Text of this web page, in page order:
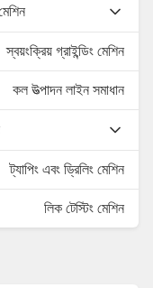
স্বয়ংক্রিয় গ্রাইন্ডিং মেশিন
কল উত্পাদন লাইন সমাধান
ট্যাপিং এবং ড্রিলিং মেশিন
লিক টেস্টিং মেশিন